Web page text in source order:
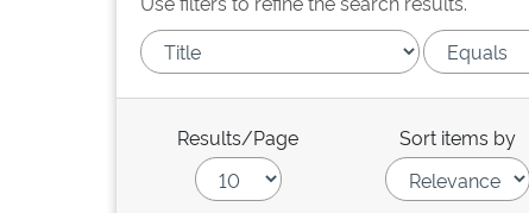
Results/Page Sort items by